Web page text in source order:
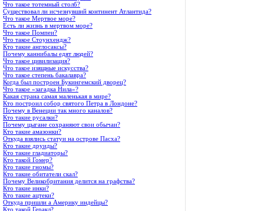
Что такое тотемный столб?
Существовал ли исчезнувший континент Атлантида?
Что такое Мертвое море?
Есть ли жизнь в мертвом море?
Что такое Помпеи?
Что такое Стоунхендж?
Кто такие англосаксы?
Почему каннибалы едят людей?
Что такое цивилизация?
Что такое изящные искусства?
Что такое степень бакалавра?
Когда был построен Букингемский дворец?
Что такое «загадка Нила»?
Какая страна самая маленькая в мире?
Кто построил собор святого Петра в Лондоне?
Почему в Венеции так много каналов?
Кто такие русалки?
Почему цыгане сохраняют свои обычаи?
Кто такие амазонки?
Откуда взялись статуи на острове Пасха?
Кто такие друиды?
Кто такие гладиаторы?
Кто такой Гомер?
Кто такие гномы?
Кто такие обитатели скал?
Почему Великобритания делится на графства?
Кто такие инки?
Кто такие ацтеки?
Откуда пришли а Америку индейцы?
Кто такой Геракл?